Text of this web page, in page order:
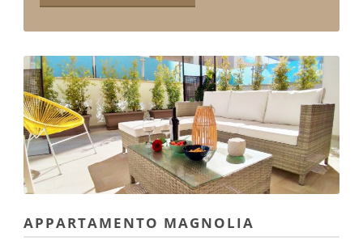
APPARTAMENTO MAGNOLIA